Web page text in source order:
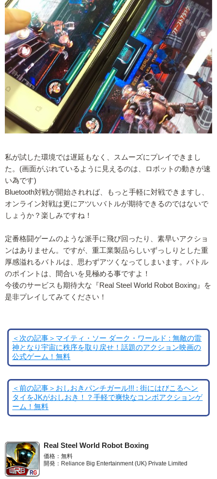
私が試した環境では遅延もなく、スムーズにプレイできまし
た。(画面がぶれているように見えるのは、ロボットの動きが速
い為です)
Bluetooth対戦が開始されれば、もっと手軽に対戦できますし、
オンライン対戦は更にアツいバトルが期待できるのではないで
しょうか？楽しみですね！
定番格闘ゲームのような派手に飛び回ったり、素早いアクショ
ンはありません。ですが、重工業製品らしいずっしりとした重
厚感溢れるバトルは、思わずアツくなってしまいます。バトル
のポイントは、間合いを見極める事ですよ！
今後のサービスも期待大な『Real Steel World Robot Boxing』を
是非プレイしてみてください！
＜次の記事＞マイティ・ソー ダーク・ワールド : 無敵の雷
神となり宇宙に秩序を取り戻せ！話題のアクション映画の
公式ゲーム！無料
＜前の記事＞おしおきパンチガール!!! : 街にはびこるヘン
タイをJKがおしおき！？手軽で爽快なコンボアクションゲ
ーム！無料
Real Steel World Robot Boxing
価格：無料
開発：Reliance Big Entertainment (UK) Private Limited